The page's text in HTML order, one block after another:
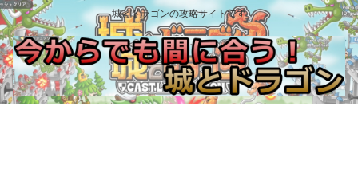
城とドラゴンの攻略サイトです